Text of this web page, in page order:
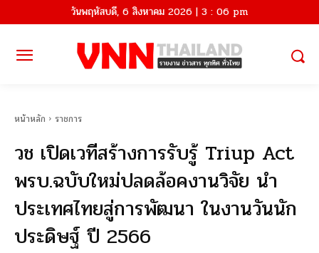
วันพฤหัสบดี, 6 สิงหาคม 2026 | 3 : 06 pm
หน้าหลัก ราชการ
วช เปิดเวทีสร้างการรับรู้ Triup Act
พรบ.ฉบับใหม่ปลดล้อคงานวิจัย นำ
ประเทศไทยสู่การพัฒนา ในงานวันนัก
ประดิษฐ์ ปี 2566